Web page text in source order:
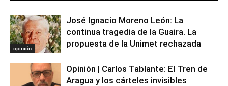
opinión
José Ignacio Moreno León: La
continua tragedia de la Guaira. La
propuesta de la Unimet rechazada
Opinión | Carlos Tablante: El Tren de
Aragua y los cárteles invisibles